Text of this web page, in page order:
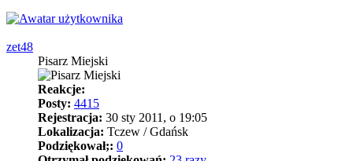
zet48
Pisarz Miejski
Reakcje:
Posty: 4415
Rejestracja: 30 sty 2011, o 19:05
Lokalizacja: Tczew / Gdańsk
Podziękował;: 0